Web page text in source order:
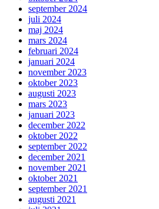
september 2024
juli 2024
maj 2024
mars 2024
februari 2024
januari 2024
november 2023
oktober 2023
augusti 2023
mars 2023
januari 2023
december 2022
oktober 2022
september 2022
december 2021
november 2021
oktober 2021
september 2021
augusti 2021